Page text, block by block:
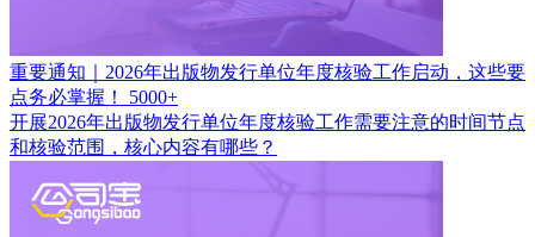
重要通知｜2026年出版物发行单位年度核验工作启动，这些要
点务必掌握！
5000+
开展2026年出版物发行单位年度核验工作需要注意的时间节点
和核验范围，核心内容有哪些？